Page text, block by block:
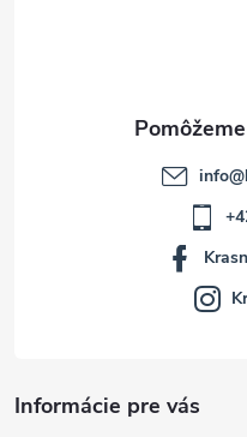
Informácie pre vás
info@